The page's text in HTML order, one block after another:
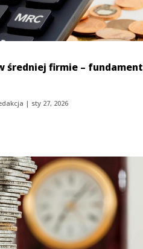
średniej firmie – fundament
| sty 27, 2026